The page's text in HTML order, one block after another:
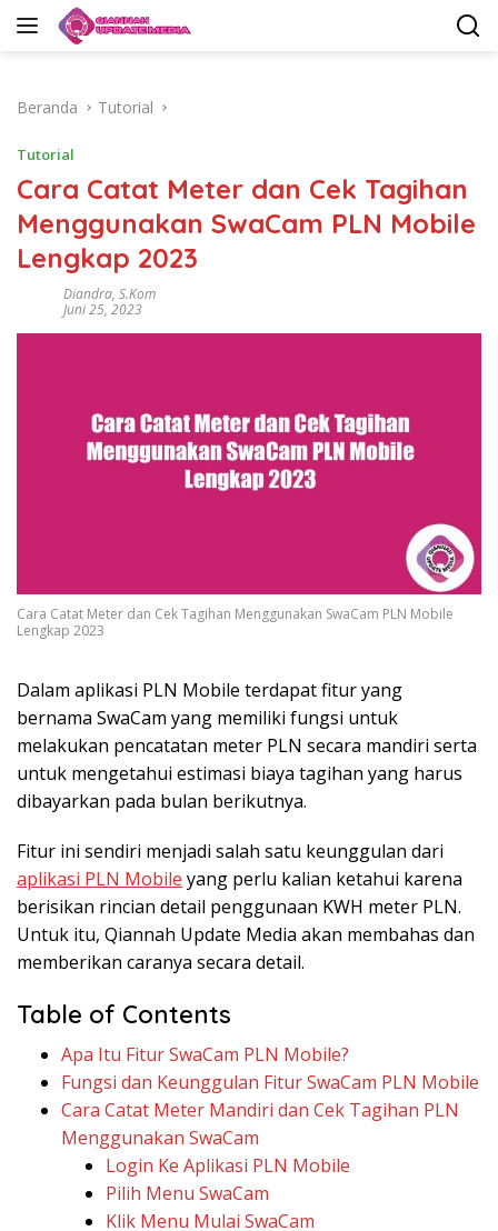
Langsung
Beranda Tutorial
Tutorial
Cara Catat Meter dan Cek Tagihan
Menggunakan SwaCam PLN Mobile
Lengkap 2023
Diandra, S.Kom
Juni 25, 2023
Cara Catat Meter dan Cek Tagihan Menggunakan SwaCam PLN Mobile
Lengkap 2023
Dalam aplikasi PLN Mobile terdapat fitur yang
bernama SwaCam yang memiliki fungsi untuk
melakukan pencatatan meter PLN secara mandiri serta
untuk mengetahui estimasi biaya tagihan yang harus
dibayarkan pada bulan berikutnya.
Fitur ini sendiri menjadi salah satu keunggulan dari
aplikasi PLN Mobile yang perlu kalian ketahui karena
berisikan rincian detail penggunaan KWH meter PLN.
Untuk itu, Qiannah Update Media akan membahas dan
memberikan caranya secara detail.
Table of Contents
Apa Itu Fitur SwaCam PLN Mobile?
Fungsi dan Keunggulan Fitur SwaCam PLN Mobile
Cara Catat Meter Mandiri dan Cek Tagihan PLN
Menggunakan SwaCam
Login Ke Aplikasi PLN Mobile
Pilih Menu SwaCam
Klik Menu Mulai SwaCam